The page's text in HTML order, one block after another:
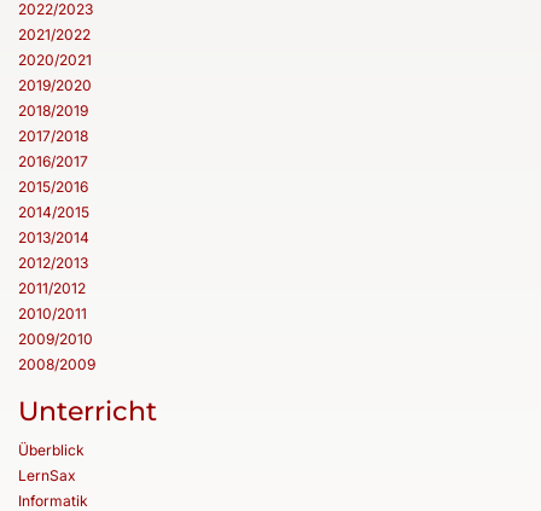
2022/2023
2021/2022
2020/2021
2019/2020
2018/2019
2017/2018
2016/2017
2015/2016
2014/2015
2013/2014
2012/2013
2011/2012
2010/2011
2009/2010
2008/2009
Unterricht
Überblick
LernSax
Informatik